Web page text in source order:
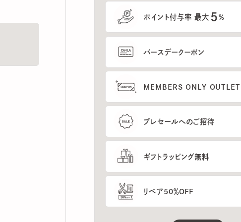
ポイント付与率 最大 %
バースデークーポン
MEMBERS ONLY OUTLETのご
プレセールへのご招待
ギフトラッピング無料
リペア50％OFF